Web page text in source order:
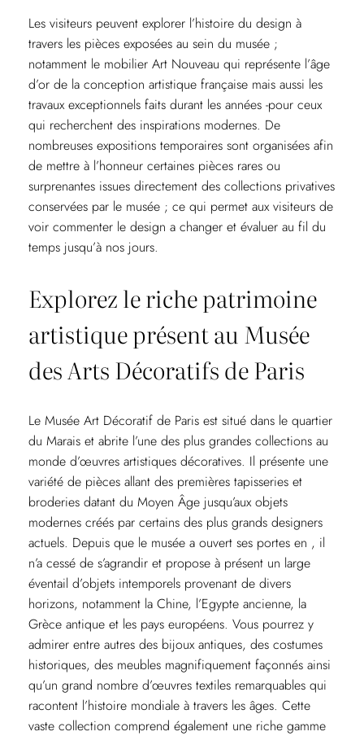
Les visiteurs peuvent explorer l’histoire du design à
travers les pièces exposées au sein du musée ;
notamment le mobilier Art Nouveau qui représente l’âge
d’or de la conception artistique française mais aussi les
travaux exceptionnels faits durant les années -pour ceux
qui recherchent des inspirations modernes. De
nombreuses expositions temporaires sont organisées afin
de mettre à l’honneur certaines pièces rares ou
surprenantes issues directement des collections privatives
conservées par le musée ; ce qui permet aux visiteurs de
voir commenter le design a changer et évaluer au fil du
temps jusqu’à nos jours.
Explorez le riche patrimoine
artistique présent au Musée
des Arts Décoratifs de Paris
Le Musée Art Décoratif de Paris est situé dans le quartier
du Marais et abrite l’une des plus grandes collections au
monde d’œuvres artistiques décoratives. Il présente une
variété de pièces allant des premières tapisseries et
broderies datant du Moyen Âge jusqu’aux objets
modernes créés par certains des plus grands designers
actuels. Depuis que le musée a ouvert ses portes en , il
n’a cessé de s’agrandir et propose à présent un large
éventail d’objets intemporels provenant de divers
horizons, notamment la Chine, l’Egypte ancienne, la
Grèce antique et les pays européens. Vous pourrez y
admirer entre autres des bijoux antiques, des costumes
historiques, des meubles magnifiquement façonnés ainsi
qu’un grand nombre d’œuvres textiles remarquables qui
racontent l’histoire mondiale à travers les âges. Cette
vaste collection comprend également une riche gamme